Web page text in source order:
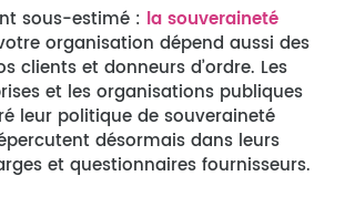
sous-estimé : la souveraineté
organisation dépend aussi des
clients et donneurs d’ordre. Les
et les organisations publiques
leur politique de souveraineté
désormais dans leurs
et questionnaires fournisseurs.